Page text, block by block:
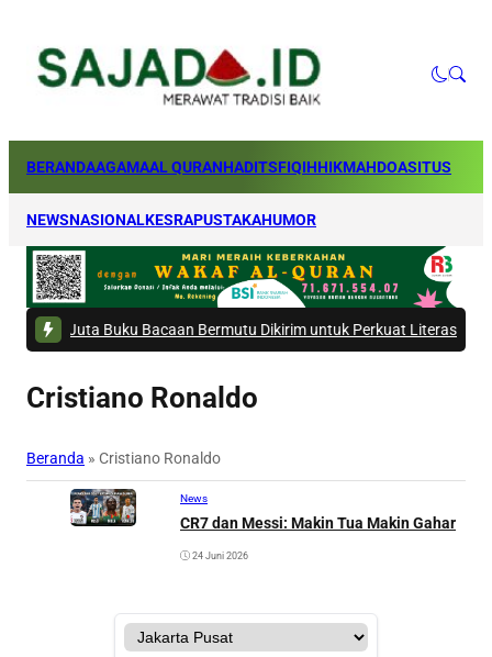
BERANDAAGAMAAL QURANHADITSFIQIHHIKMAHDOASITUS
NEWSNASIONALKESRAPUSTAKAHUMOR
Buku Bacaan Bermutu Dikirim untuk Perkuat Literasi Anak Indonesia
Cristiano Ronaldo
Beranda » Cristiano Ronaldo
News
CR7 dan Messi: Makin Tua Makin Gahar
24 Juni 2026